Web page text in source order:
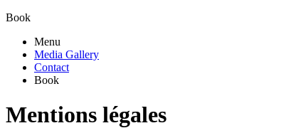
Book
Menu
Media Gallery
Contact
Book
Mentions légales